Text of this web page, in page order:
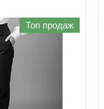
Топ продаж